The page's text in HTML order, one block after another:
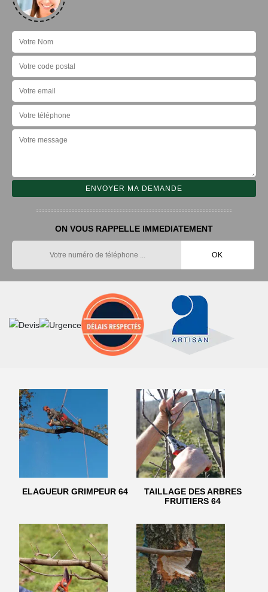
ON VOUS RAPPELLE IMMEDIATEMENT
ELAGUEUR GRIMPEUR 64
TAILLAGE DES ARBRES
FRUITIERS 64